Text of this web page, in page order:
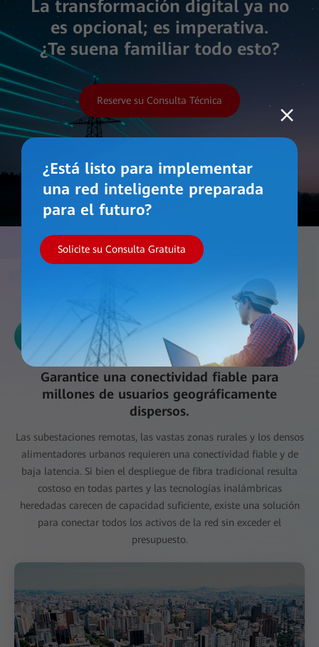
La transformación digital ya no
es opcional; es imperativa.
¿Te suena familiar todo esto?
Reserve su Consulta Técnica
Fiabilidad
Garantice una conectividad fiable para
millones de usuarios geográficamente
dispersos.
Las subestaciones remotas, las vastas zonas rurales y los densos
alimentadores urbanos requieren una conectividad fiable y de
baja latencia. Si bien el despliegue de fibra tradicional resulta
costoso en todas partes y las tecnologías inalámbricas
heredadas carecen de capacidad suficiente, existe una solución
para conectar todos los activos de la red sin exceder el
presupuesto.
¿Está listo para implementar
una red inteligente preparada
para el futuro?
Solicite su Consulta Gratuita